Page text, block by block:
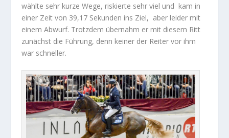
wählte sehr kurze Wege, riskierte sehr viel und kam in
einer Zeit von 39,17 Sekunden ins Ziel, aber leider mit
einem Abwurf. Trotzdem übernahm er mit diesem Ritt
zunächst die Führung, denn keiner der Reiter vor ihm
war schneller.